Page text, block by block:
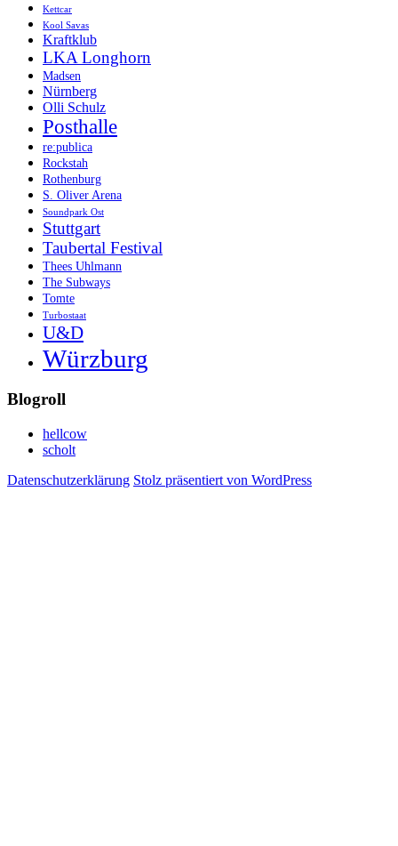
Kettcar
Kool Savas
Kraftklub
LKA Longhorn
Madsen
Nürnberg
Olli Schulz
Posthalle
re:publica
Rockstah
Rothenburg
S. Oliver Arena
Soundpark Ost
Stuttgart
Taubertal Festival
Thees Uhlmann
The Subways
Tomte
Turbostaat
U&D
Würzburg
Blogroll
hellcow
scholt
Datenschutzerklärung Stolz präsentiert von WordPress